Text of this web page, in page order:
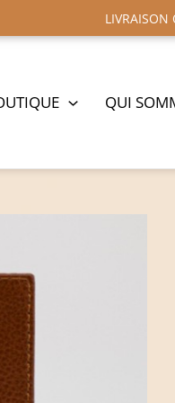
LIVRAISON
QUI